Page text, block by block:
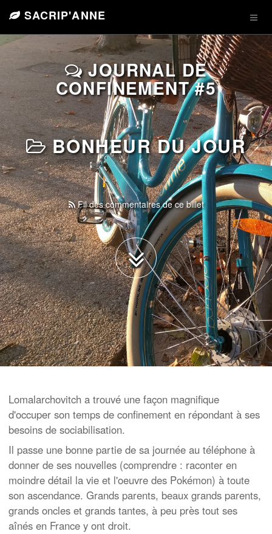
SACRIP'ANNE
JOURNAL DE
CONFINEMENT #5
BONHEUR DU JOUR
Fil des commentaires de ce billet
Lomalarchovitch a trouvé une façon magnifique
d'occuper son temps de confinement en répondant à ses
besoins de sociabilisation.
Il passe une bonne partie de sa journée au téléphone à
donner de ses nouvelles (comprendre : raconter en
moindre détail la vie et l'oeuvre des Pokémon) à toute
son ascendance. Grands parents, beaux grands parents,
grands oncles et grands tantes, à peu près tout ses
aînés en France y ont droit.